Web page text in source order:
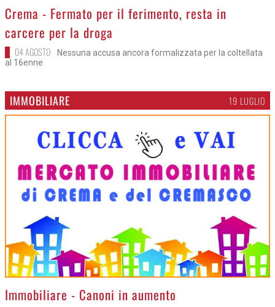
>
Crema - Fermato per il ferimento, resta in
carcere per la droga
04 AGOSTO
Nessuna accusa ancora formalizzata per la coltellata
al 16enne
IMMOBILIARE 19 LUGLIO
>Immobiliare - Canoni in aumento